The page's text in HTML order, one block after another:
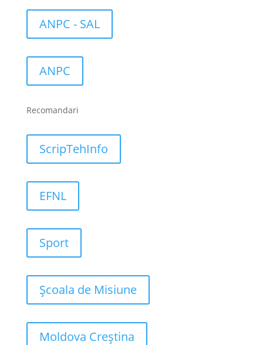
ANPC - SAL
ANPC
Recomandari
ScripTehInfo
EFNL
Sport
Școala de Misiune
Moldova Creștina